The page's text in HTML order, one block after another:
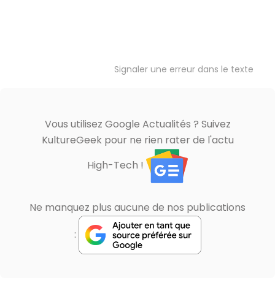
Signaler une erreur dans le texte
Vous utilisez Google Actualités ? Suivez
KultureGeek pour ne rien rater de l'actu
High-Tech !
Ne manquez plus aucune de nos publications
: